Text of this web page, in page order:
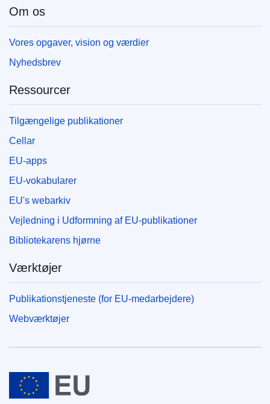
Om os
Vores opgaver, vision og værdier
Nyhedsbrev
Ressourcer
Tilgængelige publikationer
Cellar
EU-apps
EU-vokabularer
EU's webarkiv
Vejledning i Udformning af EU-publikationer
Bibliotekarens hjørne
Værktøjer
Publikationstjeneste (for EU-medarbejdere)
Webværktøjer
Den Europæiske Union